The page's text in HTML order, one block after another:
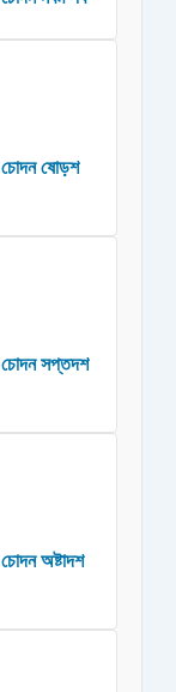
চোদন ষোড়শ
চোদন সপ্তদশ
অষ্টাদশ